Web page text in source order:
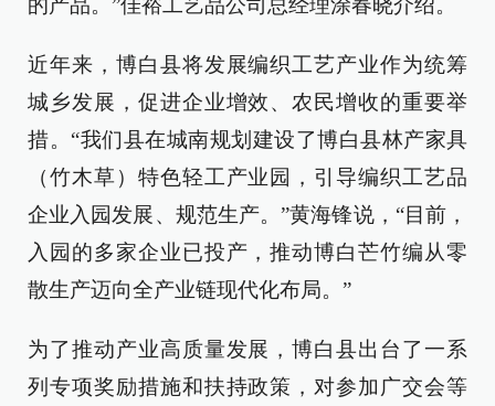
的产品。”佳裕工艺品公司总经理涂春晓介绍。
近年来，博白县将发展编织工艺产业作为统筹
城乡发展，促进企业增效、农民增收的重要举
措。“我们县在城南规划建设了博白县林产家具
（竹木草）特色轻工产业园，引导编织工艺品
企业入园发展、规范生产。”黄海锋说，“目前，
入园的多家企业已投产，推动博白芒竹编从零
散生产迈向全产业链现代化布局。”
为了推动产业高质量发展，博白县出台了一系
列专项奖励措施和扶持政策，对参加广交会等